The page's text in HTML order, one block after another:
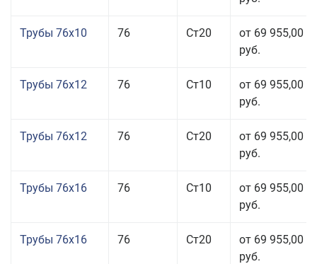
Трубы 76x10 76 Ст20
от 69 955,00
руб.
Трубы 76x12 76 Ст10
от 69 955,00
руб.
Трубы 76x12 76 Ст20
от 69 955,00
руб.
Трубы 76x16 76 Ст10
от 69 955,00
руб.
Трубы 76x16 76 Ст20
от 69 955,00
руб.